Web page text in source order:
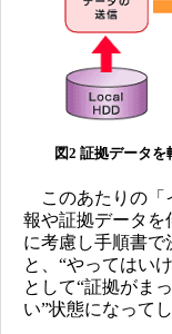
図2 証拠データを
このあたりの「
報や証拠データを
に考慮し手順書で
と、“やってはい
として“証拠がま
い”状態になって